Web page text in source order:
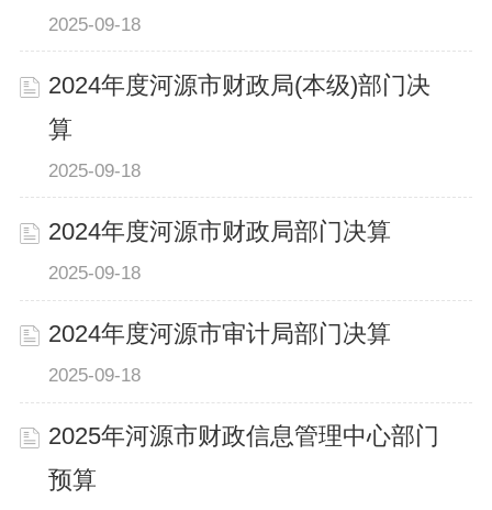
2025-09-18
2024年度河源市财政局(本级)部门决
算
2025-09-18
2024年度河源市财政局部门决算
2025-09-18
2024年度河源市审计局部门决算
2025-09-18
2025年河源市财政信息管理中心部门
预算